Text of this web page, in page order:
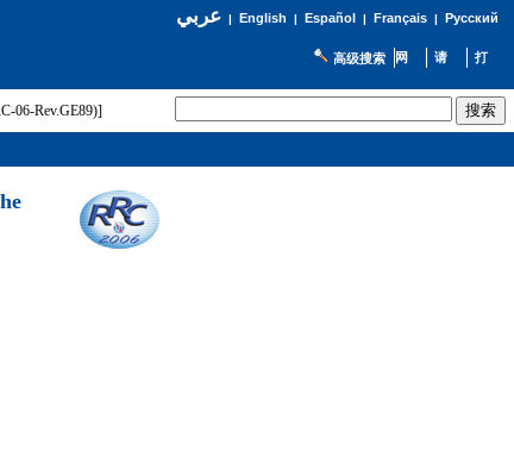
عربي| English | Español | Français| Русский
高级搜索
06-Rev.GE89)]